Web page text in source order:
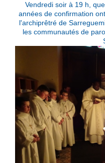
Vendredi soir à 19 h,
années de confirmation
l'archiprêtré de
les communautés de